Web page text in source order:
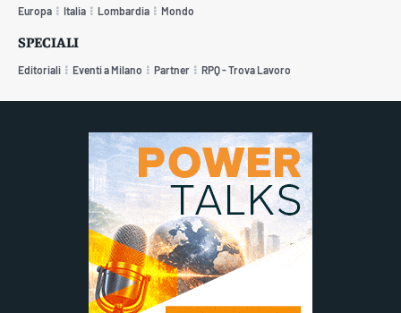
Europa Italia Lombardia Mondo
SPECIALI
Editoriali Eventi a Milano Partner RPQ - Trova Lavoro